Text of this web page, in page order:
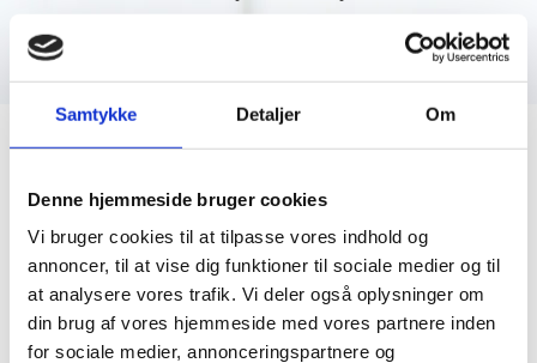
Samtykke Detaljer Om
Denne hjemmeside bruger cookies
Vi bruger cookies til at tilpasse vores indhold og
annoncer, til at vise dig funktioner til sociale medier og til
at analysere vores trafik. Vi deler også oplysninger om
din brug af vores hjemmeside med vores partnere inden
for sociale medier, annonceringspartnere og
DEN GAMLE KØBEMANDSGÅRD – KERTEMINDE
VINHANDEL
“EN PRIMEUR 2024”